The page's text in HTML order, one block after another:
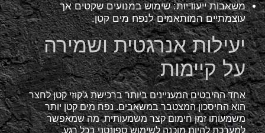
משאבות ייעודיות: שימוש במנועים שקטים אך
עוצמתיים המותאמים לנפח מים קטן.
יעילות אנרגטית ושמירה
על קיימות
אחד ההיבטים המעניינים ביותר ברכישת ג'קוזי קטן לחצר
הוא החיסכון המצטבר במשאבים. נפח מים קטן יותר
משמעותו זמן חימום קצר משמעותית, מה שמאפשר
למערכת להיות מוכנה לשימוש ספונטני בכל רגע.